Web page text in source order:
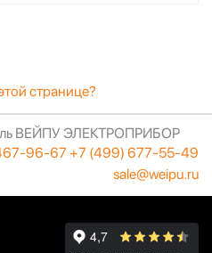
странице?
ВЕЙПУ ЭЛЕКТРОПРИБОР
96-67 +7 (499) 677-55-49
sale@weipu.ru